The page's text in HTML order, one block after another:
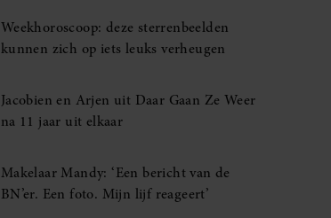
Weekhoroscoop: deze sterrenbeelden
kunnen zich op iets leuks verheugen
Jacobien en Arjen uit Daar Gaan Ze Weer
na 11 jaar uit elkaar
Makelaar Mandy: ‘Een bericht van de
BN’er. Een foto. Mijn lijf reageert’